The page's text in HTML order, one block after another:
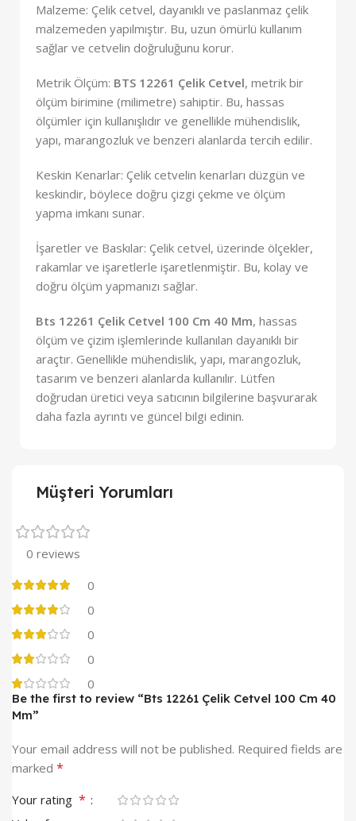
Malzeme: Çelik cetvel, dayanıklı ve paslanmaz çelik
malzemeden yapılmıştır. Bu, uzun ömürlü kullanım
sağlar ve cetvelin doğruluğunu korur.
Metrik Ölçüm: BTS 12261 Çelik Cetvel, metrik bir
ölçüm birimine (milimetre) sahiptir. Bu, hassas
ölçümler için kullanışlıdır ve genellikle mühendislik,
yapı, marangozluk ve benzeri alanlarda tercih edilir.
Keskin Kenarlar: Çelik cetvelin kenarları düzgün ve
keskindir, böylece doğru çizgi çekme ve ölçüm
yapma imkanı sunar.
İşaretler ve Baskılar: Çelik cetvel, üzerinde ölçekler,
rakamlar ve işaretlerle işaretlenmiştir. Bu, kolay ve
doğru ölçüm yapmanızı sağlar.
Bts 12261 Çelik Cetvel 100 Cm 40 Mm, hassas
ölçüm ve çizim işlemlerinde kullanılan dayanıklı bir
araçtır. Genellikle mühendislik, yapı, marangozluk,
tasarım ve benzeri alanlarda kullanılır. Lütfen
doğrudan üretici veya satıcının bilgilerine başvurarak
daha fazla ayrıntı ve güncel bilgi edinin.
Müşteri Yorumları
0 reviews
0
0
0
0
0
Be the first to review “Bts 12261 Çelik Cetvel 100 Cm 40
Mm”
Your email address will not be published. Required fields are
marked *
Your rating *